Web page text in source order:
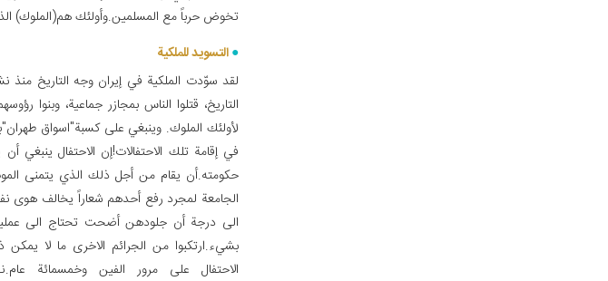
تخوض حرباً مع المسلمين.وأولئك هم(الملوك)
التسوید للملکیة
لقد سوّدت الملكية في إيران وجه التاريخ
التاريخ، قتلوا الناس بمجازر جماعية، وبنوا
لأولئك الملوك. وينبغي على كسبة"اسواق
في إقامة تلك الاحتفالات!إن الاحتفال
حكومته.أن يقام من أجل ذلك الذي يتمنى
الجامعة لمجرد رفع أحدهم شعاراً يخالف هوى
الى درجة أن جلودهن أضحت تحتاج الى
بشي‏ء.ارتكبوا من الجرائم الاخرى ما لا يمكن
الاحتفال على مرور الفين وخمسمائة